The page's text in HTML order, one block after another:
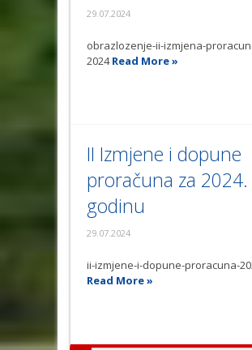
29.07.2024
obrazlozenje-ii-izmjena-
2024Read More »
II Izmjene i dopune
proračuna za 2024.
godinu
29.07.2024
ii-izmjene-i-dopune-proracuna-
Read More »